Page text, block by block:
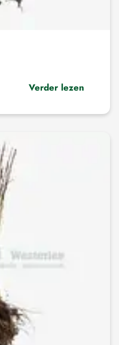
Verder lezen